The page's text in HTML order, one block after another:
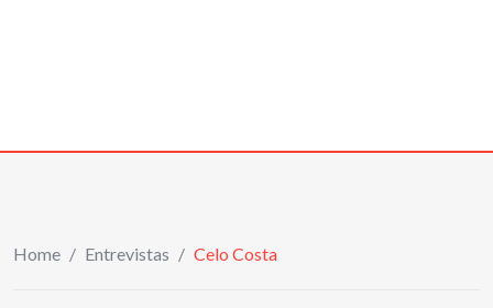
Home / Entrevistas / Celo Costa